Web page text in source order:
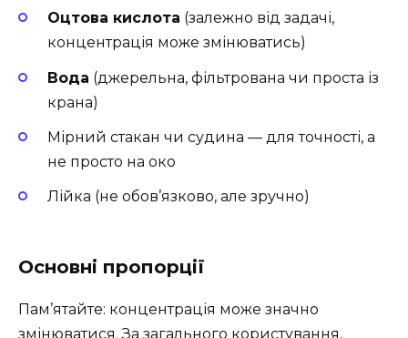
Оцтова кислота (залежно від задачі,
концентрація може змінюватись)
Вода (джерельна, фільтрована чи проста із
крана)
Мірний стакан чи судина — для точності, а
не просто на око
Лійка (не обов’язково, але зручно)
Основні пропорції
Пам’ятайте: концентрація може значно
змінюватися. За загального користування,